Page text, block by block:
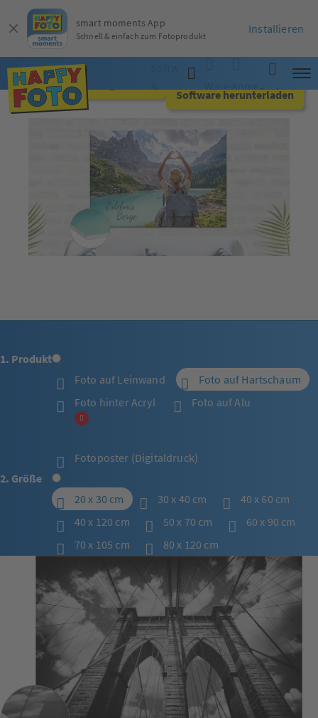
Software
App
WarenkorbAnmelden
Suche
1. Produkt
Foto auf Leinwand
Foto auf Hartschaum
Foto hinter Acryl
Foto auf Alu
Fotoposter (Digitaldruck)
2. Größe
20 x 30 cm
30 x 40 cm
40 x 60 cm
40 x 120 cm
50 x 70 cm
60 x 90 cm
70 x 105 cm
80 x 120 cm
Jetzt online gestalten
Software herunterladen
smart moments App
Schnell & einfach zum Fotoprodukt
Installieren